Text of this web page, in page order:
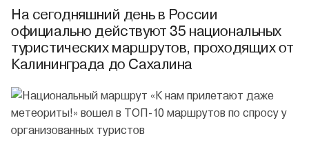
На сегодняшний день в России
официально действуют 35 национальных
туристических маршрутов, проходящих от
Калининграда до Сахалина